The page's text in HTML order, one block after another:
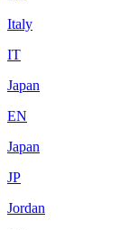
Italy
IT
Japan
EN
Japan
JP
Jordan